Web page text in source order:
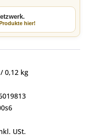
hier!
0,12 kg
USt.